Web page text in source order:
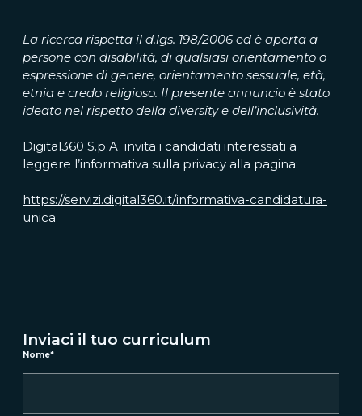
La ricerca rispetta il d.lgs. 198/2006 ed è aperta a
persone con disabilità, di qualsiasi orientamento o
espressione di genere, orientamento sessuale, età,
etnia e credo religioso. Il presente annuncio è stato
ideato nel rispetto della diversity e dell’inclusività.
Digital360 S.p.A. invita i candidati interessati a
leggere l’informativa sulla privacy alla pagina:
https://servizi.digital360.it/informativa-candidatura-
unica
Inviaci il tuo curriculum
Nome*